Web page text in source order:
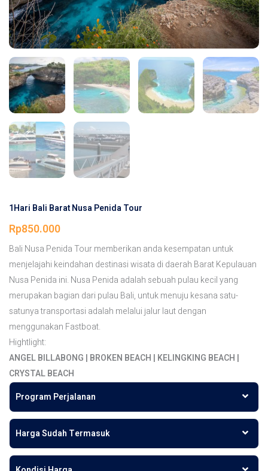
1Hari Bali Barat Nusa Penida Tour
Rp850.000
Bali Nusa Penida Tour memberikan anda kesempatan untuk
menjelajahi keindahan destinasi wisata di daerah Barat Kepulauan
Nusa Penida ini. Nusa Penida adalah sebuah pulau kecil yang
merupakan bagian dari pulau Bali, untuk menuju kesana satu-
satunya transportasi adalah melalui jalur laut dengan
menggunakan Fastboat.
Hightlight:
ANGEL BILLABONG | BROKEN BEACH | KELINGKING BEACH |
CRYSTAL BEACH
Program Perjalanan
Harga Sudah Termasuk